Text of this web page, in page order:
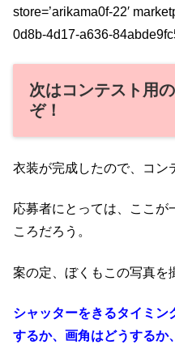
store=’arikama0f-22′
0d8b-4d17-a636-
次はコンテスト用
ぞ！
衣装が完成したので、コン
応募者にとっては、ここが
ころだろう。
案の定、ぼくもこの写真を
シャッターをきるタイミン
するか、画角はどうするか